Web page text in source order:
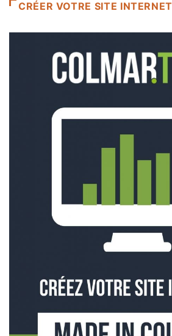
CRÉER VOTRE SITE INTERNET